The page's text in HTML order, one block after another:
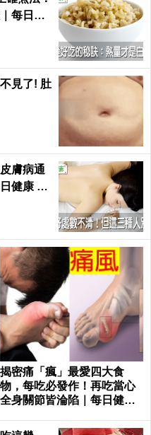
每日健
見了! 肚
膚病通
健康 He
揭密痛「瘋」最愛四大食
物，每吃必發作！再吃當心
全身關節皆淪陷｜每日健康